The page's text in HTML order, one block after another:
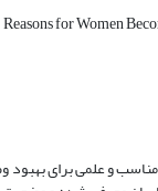
Reasons for Women
و علمی برای بهبود